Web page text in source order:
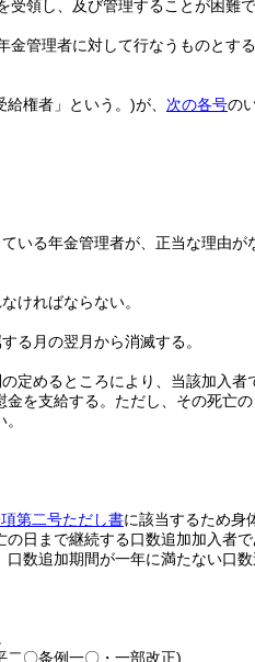
領し、及び管理することが困難
管理者に対して行なうものとする
給権者」という。)が、 次の各号の
いる年金管理者が、正当な理由が
ければならない。
る月の翌月から消滅する。
定めるところにより、当該加入者
を支給する。 ただし、その死亡
第二号ただし書に該当するため身
の日まで継続する口数追加加入者
口数追加期間が一年に満たない口
二〇条例一〇・一部改正)